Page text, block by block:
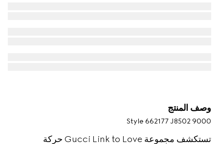
وصف المنتج
Style ‎662177 J8502 9000
تستكشف مجموعة Gucci Link to Love حركة